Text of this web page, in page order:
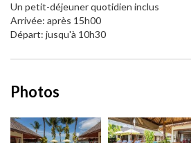
Un petit-déjeuner quotidien inclus
Arrivée: après 15h00
Départ: jusqu'à 10h30
Photos